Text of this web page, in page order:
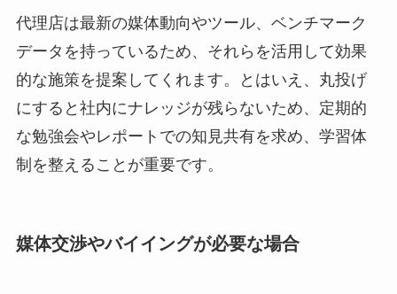
代理店は最新の媒体動向やツール、ベンチマーク
データを持っているため、それらを活用して効果
的な施策を提案してくれます。とはいえ、丸投げ
にすると社内にナレッジが残らないため、定期的
な勉強会やレポートでの知見共有を求め、学習体
制を整えることが重要です。
媒体交渉やバイイングが必要な場合